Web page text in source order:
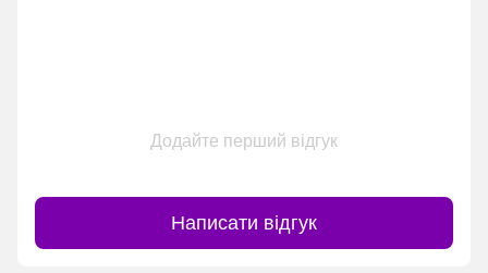
Додайте перший відгук
Написати відгук